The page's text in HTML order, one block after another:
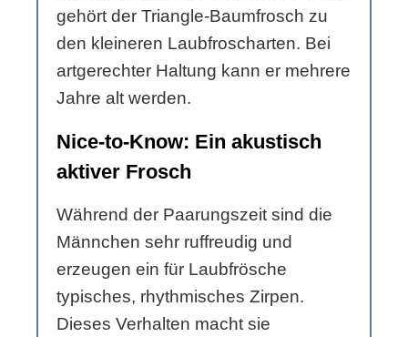
gehört der Triangle-Baumfrosch zu
den kleineren Laubfroscharten. Bei
artgerechter Haltung kann er mehrere
Jahre alt werden.
Nice-to-Know: Ein akustisch
aktiver Frosch
Während der Paarungszeit sind die
Männchen sehr ruffreudig und
erzeugen ein für Laubfrösche
typisches, rhythmisches Zirpen.
Dieses Verhalten macht sie